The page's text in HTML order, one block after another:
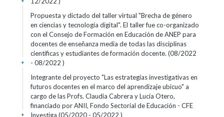
Propuesta y dictado del taller virtual "Brecha de género
en ciencias y tecnología digital". El taller fue co-organizado
con el Consejo de Formación en Educación de ANEP para
docentes de enseñanza media de todas las disciplinas
científicas y estudiantes de formación docente. (08/2022
- 08/2022 )
+
Integrante del proyecto "Las estrategias investigativas en
futuros docentes en el marco del aprendizaje ubicuo" a
cargo de las Profs. Claudia Cabrera y Lucía Otero,
financiado por ANII, Fondo Sectorial de Educación - CFE
Investiga (05/2020 - 05/2022 )
+